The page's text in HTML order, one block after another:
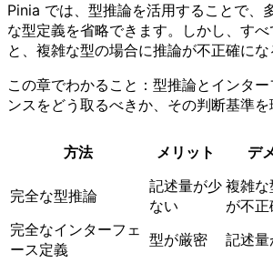
Pinia では、型推論を活用することで、
な型定義を省略できます。しかし、す
と、複雑な型の場合に推論が不正確にな
この章でわかること：型推論とインタ
ンスをどう取るべきか、その判断基準を
方法 メリット デ
完全な型推論
記述量が少
ない
複雑
が不正
完全なインターフェ
ース定義
型が厳密 記述量